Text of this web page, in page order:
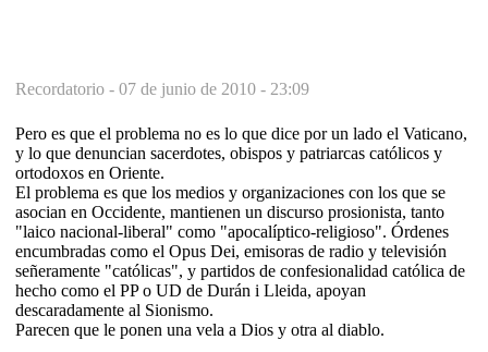
Recordatorio - 07 de junio de 2010 - 23:09
Pero es que el problema no es lo que dice por un lado el Vaticano,
y lo que denuncian sacerdotes, obispos y patriarcas católicos y
ortodoxos en Oriente.
El problema es que los medios y organizaciones con los que se
asocian en Occidente, mantienen un discurso prosionista, tanto
"laico nacional-liberal" como "apocalíptico-religioso". Órdenes
encumbradas como el Opus Dei, emisoras de radio y televisión
señeramente "católicas", y partidos de confesionalidad católica de
hecho como el PP o UD de Durán i Lleida, apoyan
descaradamente al Sionismo.
Parecen que le ponen una vela a Dios y otra al diablo.